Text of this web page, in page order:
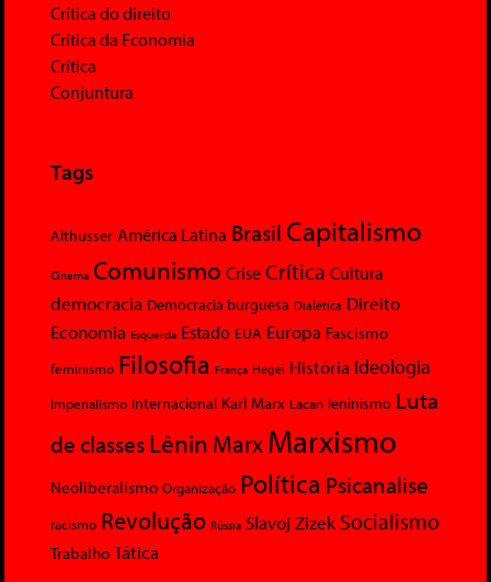
Crítica do direito
Crítica da Economia
Crítica
Conjuntura
Tags
Althusser América Latina Brasil Capitalismo
Cinema Comunismo Crise Crítica Cultura
democracia Democracia burguesa Dialética Direito
Economia Esquerda Estado EUA Europa Fascismo
feminismo Filosofia França Hegel História Ideologia
Imperialismo Internacional Karl Marx Lacan leninismo Luta
de classesLênin MarxMarxismo
Neoliberalismo Organização Política Psicanalise
racismo Revolução Rússia Slavoj Zizek Socialismo
Trabalho Tática